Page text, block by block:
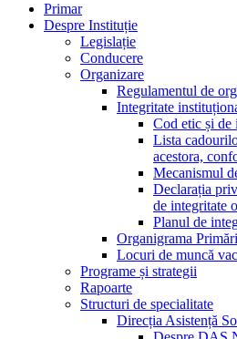
Primar
Despre Instituție
Legislație
Conducere
Organizare
Regulamentul de
Integritate
Cod etic și de
Lista
acestora,
Mecanismul
Declarația
de integritate
Planul de
Organigrama
Locuri de muncă
Programe și strategii
Rapoarte
Structuri de specialitate
Direcția Asistență